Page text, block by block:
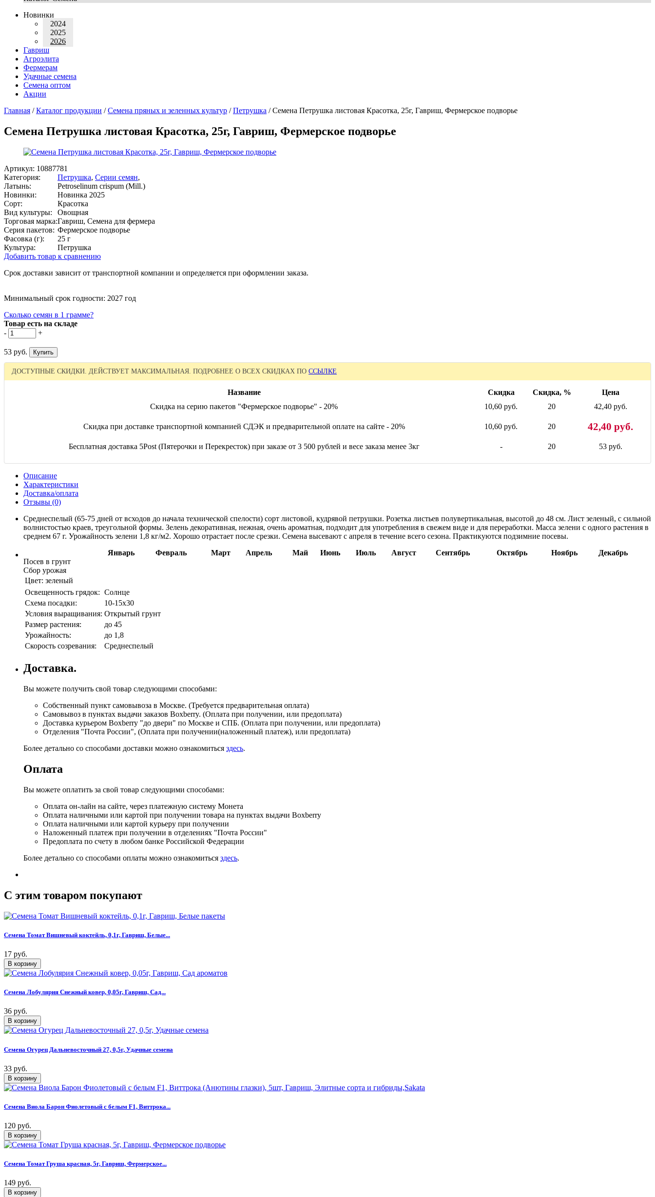
Новинки
2024
2025
2026
Гавриш
Агроэлита
Фермерам
Удачные семена
Семена оптом
Акции
Главная /Каталог продукции /Семена пряных и зеленных культур /Петрушка /Семена Петрушка листовая Красотка, 25г, Гавриш, Фермерское подворье
Семена Петрушка листовая Красотка, 25г, Гавриш, Фермерское подворье
Артикул: 10887781
Категория:
Петрушка, Серии семян,
Латынь:
Petroselinum crispum (Mill.)
Новинки:
Новинка 2025
Сорт:
Красотка
Вид культуры:
Овощная
Торговая марка:Гавриш, Семена для фермера
Серия пакетов: Фермерское подворье
Фасовка (г):
25 г
Культура:
Петрушка
Добавить товар к сравнению
Срок доставки зависит от транспортной компании и определяется при оформлении заказа.
Минимальный срок годности: 2027 год
Сколько семян в 1 грамме?
Товар есть на складе
-
+
53 руб.
ДОСТУПНЫЕ СКИДКИ. ДЕЙСТВУЕТ МАКСИМАЛЬНАЯ. ПОДРОБНЕЕ О ВСЕХ СКИДКАХ ПО ССЫЛКЕ
Название Скидка Скидка, %
Цена
Скидка на серию пакетов "Фермерское подворье" - 20%
10,60 руб. 20 42,40 руб.
Скидка при доставке транспортной компанией СДЭК и предварительной оплате на сайте - 20% 10,60 руб. 20 42,40 руб.
Бесплатная доставка 5Post (Пятерочки и Перекресток) при заказе от 3 500 рублей и весе заказа менее 3кг - 20 53 руб.
Описание
Характеристики
Доставка/оплата
Отзывы (0)
Среднеспелый (65-75 дней от всходов до начала технической спелости) сорт листовой, кудрявой петрушки. Розетка листьев полувертикальная, высотой до 48 см. Лист зеленый, с сильной
волнистостью краев, треугольной формы. Зелень декоративная, нежная, очень ароматная, подходит для употребления в свежем виде и для переработки. Масса зелени с одного растения в
среднем 67 г. Урожайность зелени 1,8 кг/м2. Хорошо отрастает после срезки. Семена высевают с апреля в течение всего сезона. Практикуются подзимние посевы.
Январь
Февраль Март Апрель Май Июнь Июль Август Сентябрь Октябрь Ноябрь
Декабрь
Посев в грунт
Сбор урожая
Цвет: зеленый
Освещенность грядок: Солнце
Схема посадки:
10-15х30
Условия выращивания: Открытый грунт
Размер растения:
до 45
Урожайность:
до 1,8
Скорость созревания:
Среднеспелый
Доставка.
Вы можете получить свой товар следующими способами:
Собственный пункт самовывоза в Москве. (Требуется предварительная оплата)
Самовывоз в пунктах выдачи заказов Boxberry. (Оплата при получении, или предоплата)
Доставка курьером Boxberry "до двери" по Москве и СПБ. (Оплата при получении, или предоплата)
Отделения "Почта России", (Оплата при получении(наложенный платеж), или предоплата)
Более детально со способами доставки можно ознакомиться здесь.
Оплата
Вы можете оплатить за свой товар следующими способами:
Оплата он-лайн на сайте, через платежную систему Монета
Оплата наличными или картой при получении товара на пунктах выдачи Boxberry
Оплата наличными или картой курьеру при получении
Наложенный платеж при получении в отделениях "Почта России"
Предоплата по счету в любом банке Российской Федерации
Более детально со способами оплаты можно ознакомиться здесь.
C этим товаром покупают
Семена Томат Вишневый коктейль, 0,1г, Гавриш, Белые...
17 руб.
Семена Лобулярия Снежный ковер, 0,05г, Гавриш, Сад...
36 руб.
Семена Огурец Дальневосточный 27, 0,5г, Удачные семена
33 руб.
Семена Виола Барон Фиолетовый с белым F1, Виттрока...
120 руб.
Семена Томат Груша красная, 5г, Гавриш, Фермерское...
149 руб.